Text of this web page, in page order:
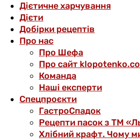
Дієтичне харчування
Дієти
Добірки рецептів
Про нас
Про Шефа
Про сайт
Команда
Наші експерти
Спецпроєкти
ГастроСпадок
Рецепти пасок з ТМ
Хлібний крафт. Чому